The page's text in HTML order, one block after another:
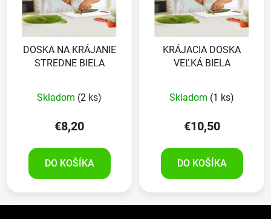
DOSKA NA KRÁJANIE
STREDNE BIELA
Skladom (2 ks)
€8,20
DO KOŠÍKA
KRÁJACIA DOSKA
VEĽKÁ BIELA
Skladom (1 ks)
€10,50
DO KOŠÍKA